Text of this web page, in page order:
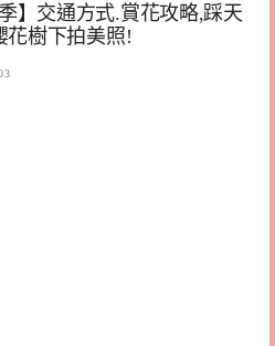
】交通方式.賞花攻略,踩天
花樹下拍美照!